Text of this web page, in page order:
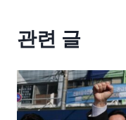
관련 글